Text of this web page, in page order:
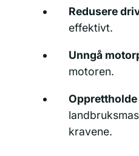
Redusere
effektivt.
Unngå
motoren.
kravene.